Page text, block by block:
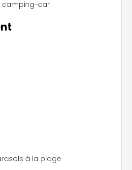
camping-car
à la plage